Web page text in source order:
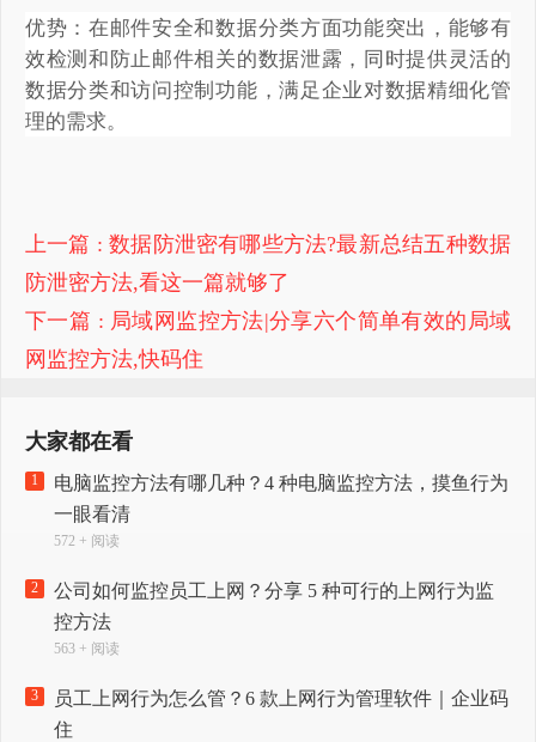
优势：在邮件安全和数据分类方面功能突出，能够有
效检测和防止邮件相关的数据泄露，同时提供灵活的
数据分类和访问控制功能，满足企业对数据精细化管
理的需求。
上一篇 : 数据防泄密有哪些方法?最新总结五种数据
防泄密方法,看这一篇就够了
下一篇 : 局域网监控方法|分享六个简单有效的局域
网监控方法,快码住
大家都在看
1
电脑监控方法有哪几种？4 种电脑监控方法，摸鱼行为
一眼看清
572 + 阅读
2
公司如何监控员工上网？分享 5 种可行的上网行为监
控方法
563 + 阅读
3
员工上网行为怎么管？6 款上网行为管理软件｜企业码
住